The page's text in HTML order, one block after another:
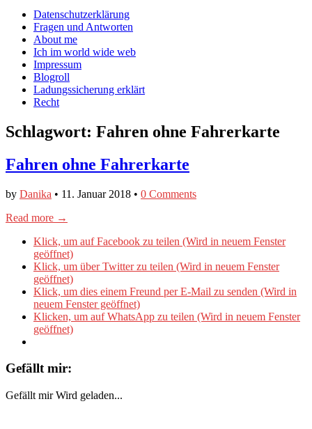
Facebook
anzeigen
Twitter
anzeigen
auf
Instagram
anzeigen
Main
menu
Skip
content
Datenschutzerklärung
Fragen und Antworten
About me
Ich im world wide web
Impressum
Blogroll
Ladungssicherung erklärt
Recht
Schlagwort: Fahren ohne Fahrerkarte
Fahren ohne Fahrerkarte
by Danika • 11. Januar 2018 • 0 Comments
Read more →
Klick, um auf Facebook zu teilen (Wird in neuem Fenster
geöffnet)
Klick, um über Twitter zu teilen (Wird in neuem Fenster
geöffnet)
Klick, um dies einem Freund per E-Mail zu senden (Wird in
neuem Fenster geöffnet)
Klicken, um auf WhatsApp zu teilen (Wird in neuem Fenster
geöffnet)
Gefällt mir:
Gefällt mir Wird geladen...